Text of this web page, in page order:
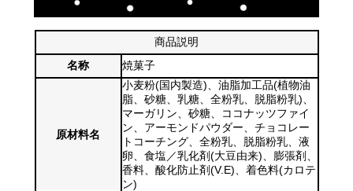
商品説明
名称
焼菓子
原材料名
小麦粉(国内製造)、油脂加工品(植物油
脂、砂糖、乳糖、全粉乳、脱脂粉乳)、
マーガリン、砂糖、ココナッツファイ
ン、アーモンドパウダー、チョコレー
トコーチング、全粉乳、脱脂粉乳、液
卵、食塩／乳化剤(大豆由来)、膨張剤、
香料、酸化防止剤(V.E)、着色料(カロテ
ン)